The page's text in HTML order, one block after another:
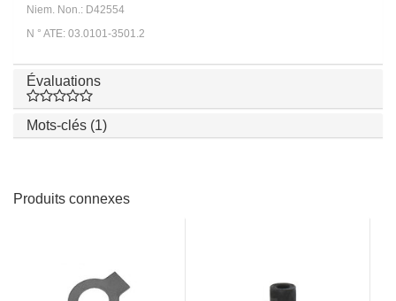
Niem. Non.: D42554
N ° ATE: 03.0101-3501.2
Évaluations
Mots-clés (1)
Produits connexes